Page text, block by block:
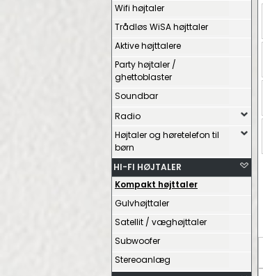
Wifi højtaler
Trådløs WiSA højttaler
Aktive højttalere
Party højtaler /
ghettoblaster
Soundbar
Radio
Højtaler og høretelefon til
børn
HI-FI HØJTALER
Kompakt højttaler
Gulvhøjttaler
Satellit / væghøjttaler
Subwoofer
Stereoanlæg